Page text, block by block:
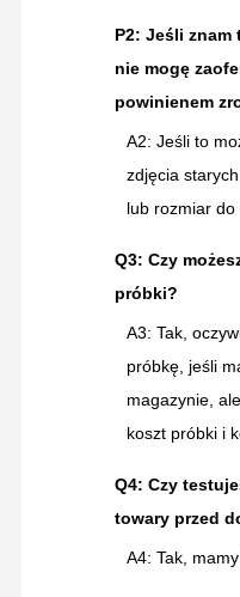
P2: Jeśli
nie mogę
powinienem
A2: Jeśli to
zdjęcia
lub rozmiar do
Q3: Czy
próbki?
A3: Tak,
próbkę, jeśli
magazynie,
koszt próbki i
Q4: Czy
towary przed
A4: Tak,